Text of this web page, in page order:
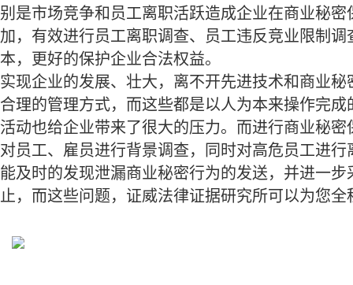
别是市场竞争和员工离职活跃造成企业在商业秘
加，有效进行员工离职调查、员工违反竞业限制
本，更好的保护企业合法权益。
实现企业的发展、壮大，离不开先进技术和商业
合理的管理方式，而这些都是以人为本来操作完
活动也给企业带来了很大的压力。而进行商业秘
对员工、雇员进行背景调查，同时对高危员工进
能及时的发现泄漏商业秘密行为的发送，并进一
止，而这些问题，证威法律证据研究所可以为您全